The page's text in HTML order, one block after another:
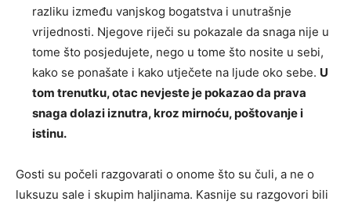
razliku između vanjskog bogatstva i unutrašnje
vrijednosti. Njegove riječi su pokazale da snaga nije u
tome što posjedujete, nego u tome što nosite u sebi,
kako se ponašate i kako utječete na ljude oko sebe. U
tom trenutku, otac nevjeste je pokazao da prava
snaga dolazi iznutra, kroz mirnoću, poštovanje i
istinu.
Gosti su počeli razgovarati o onome što su čuli, a ne o
luksuzu sale i skupim haljinama. Kasnije su razgovori bili